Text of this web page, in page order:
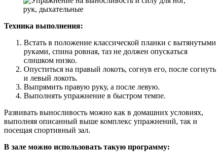
Техника выполнения:
Встать в положение классической планки с вытянутыми
руками, спина ровная, таз не должен опускаться
слишком низко.
Опуститься на правый локоть, согнув его, после согнуть
и левый локоть.
Выпрямить правую руку, а после левую.
Выполнять упражнение в быстром темпе.
Развивать выносливость можно как в домашних условиях,
выполняя описанный выше комплекс упражнений, так и
посещая спортивный зал.
В зале можно использовать такую программу: